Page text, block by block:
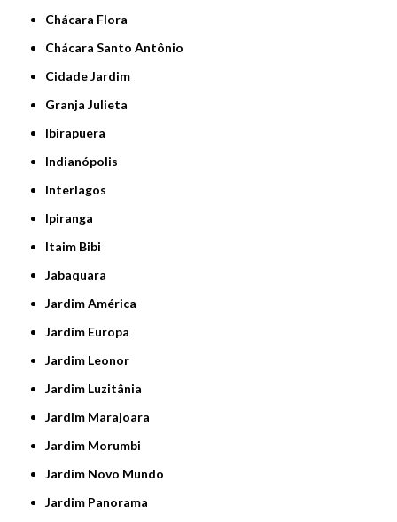
Chácara Flora
Chácara Santo Antônio
Cidade Jardim
Granja Julieta
Ibirapuera
Indianópolis
Interlagos
Ipiranga
Itaim Bibi
Jabaquara
Jardim América
Jardim Europa
Jardim Leonor
Jardim Luzitânia
Jardim Marajoara
Jardim Morumbi
Jardim Novo Mundo
Jardim Panorama